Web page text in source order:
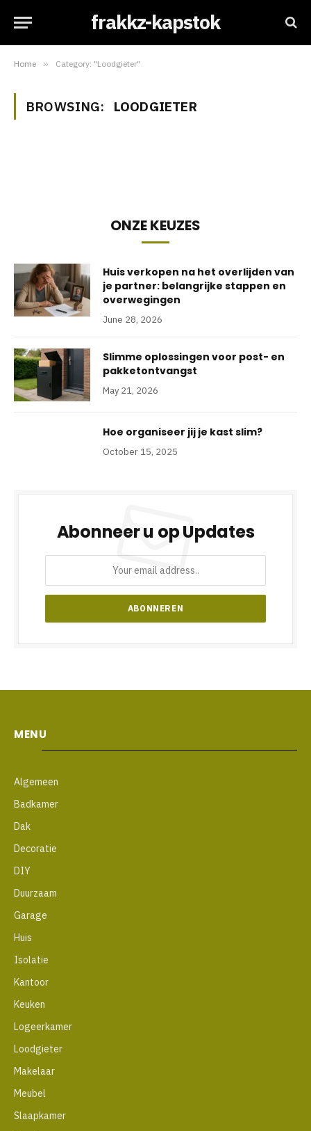
frakkz-kapstok
Home » Category: "Loodgieter"
BROWSING: LOODGIETER
ONZE KEUZES
Huis verkopen na het overlijden van
je partner: belangrijke stappen en
overwegingen
June 28, 2026
Slimme oplossingen voor post- en
pakketontvangst
May 21, 2026
Hoe organiseer jij je kast slim?
October 15, 2025
Abonneer u op Updates
MENU
Algemeen
Badkamer
Dak
Decoratie
DIY
Duurzaam
Garage
Huis
Isolatie
Kantoor
Keuken
Logeerkamer
Loodgieter
Makelaar
Meubel
Slaapkamer